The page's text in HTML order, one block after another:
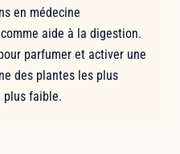
en médecine
aide à la digestion.
parfumer et activer une
des plantes les plus
plus faible.